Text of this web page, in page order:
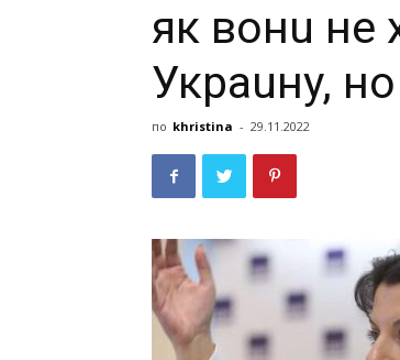
як вoнu нe
Укpauнy,
по khristina - 29.11.2022